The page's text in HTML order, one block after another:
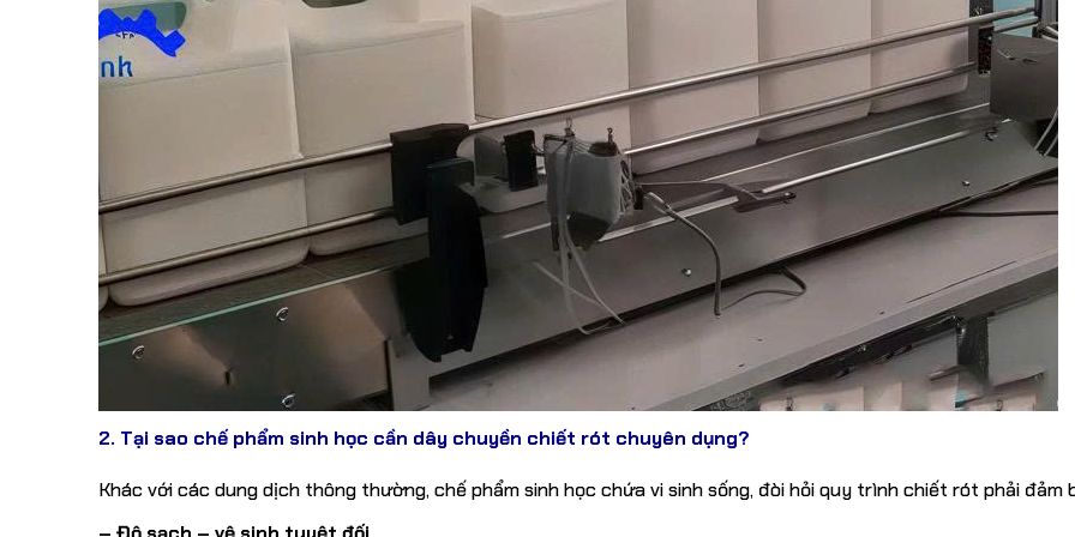
2. Tại sao chế phẩm sinh học cần dây chuyền chiết rót chuyên dụng?
Khác với các dung dịch thông thường, chế phẩm sinh học chứa vi sinh sống, đòi hỏi quy trình chiết rót phải đảm